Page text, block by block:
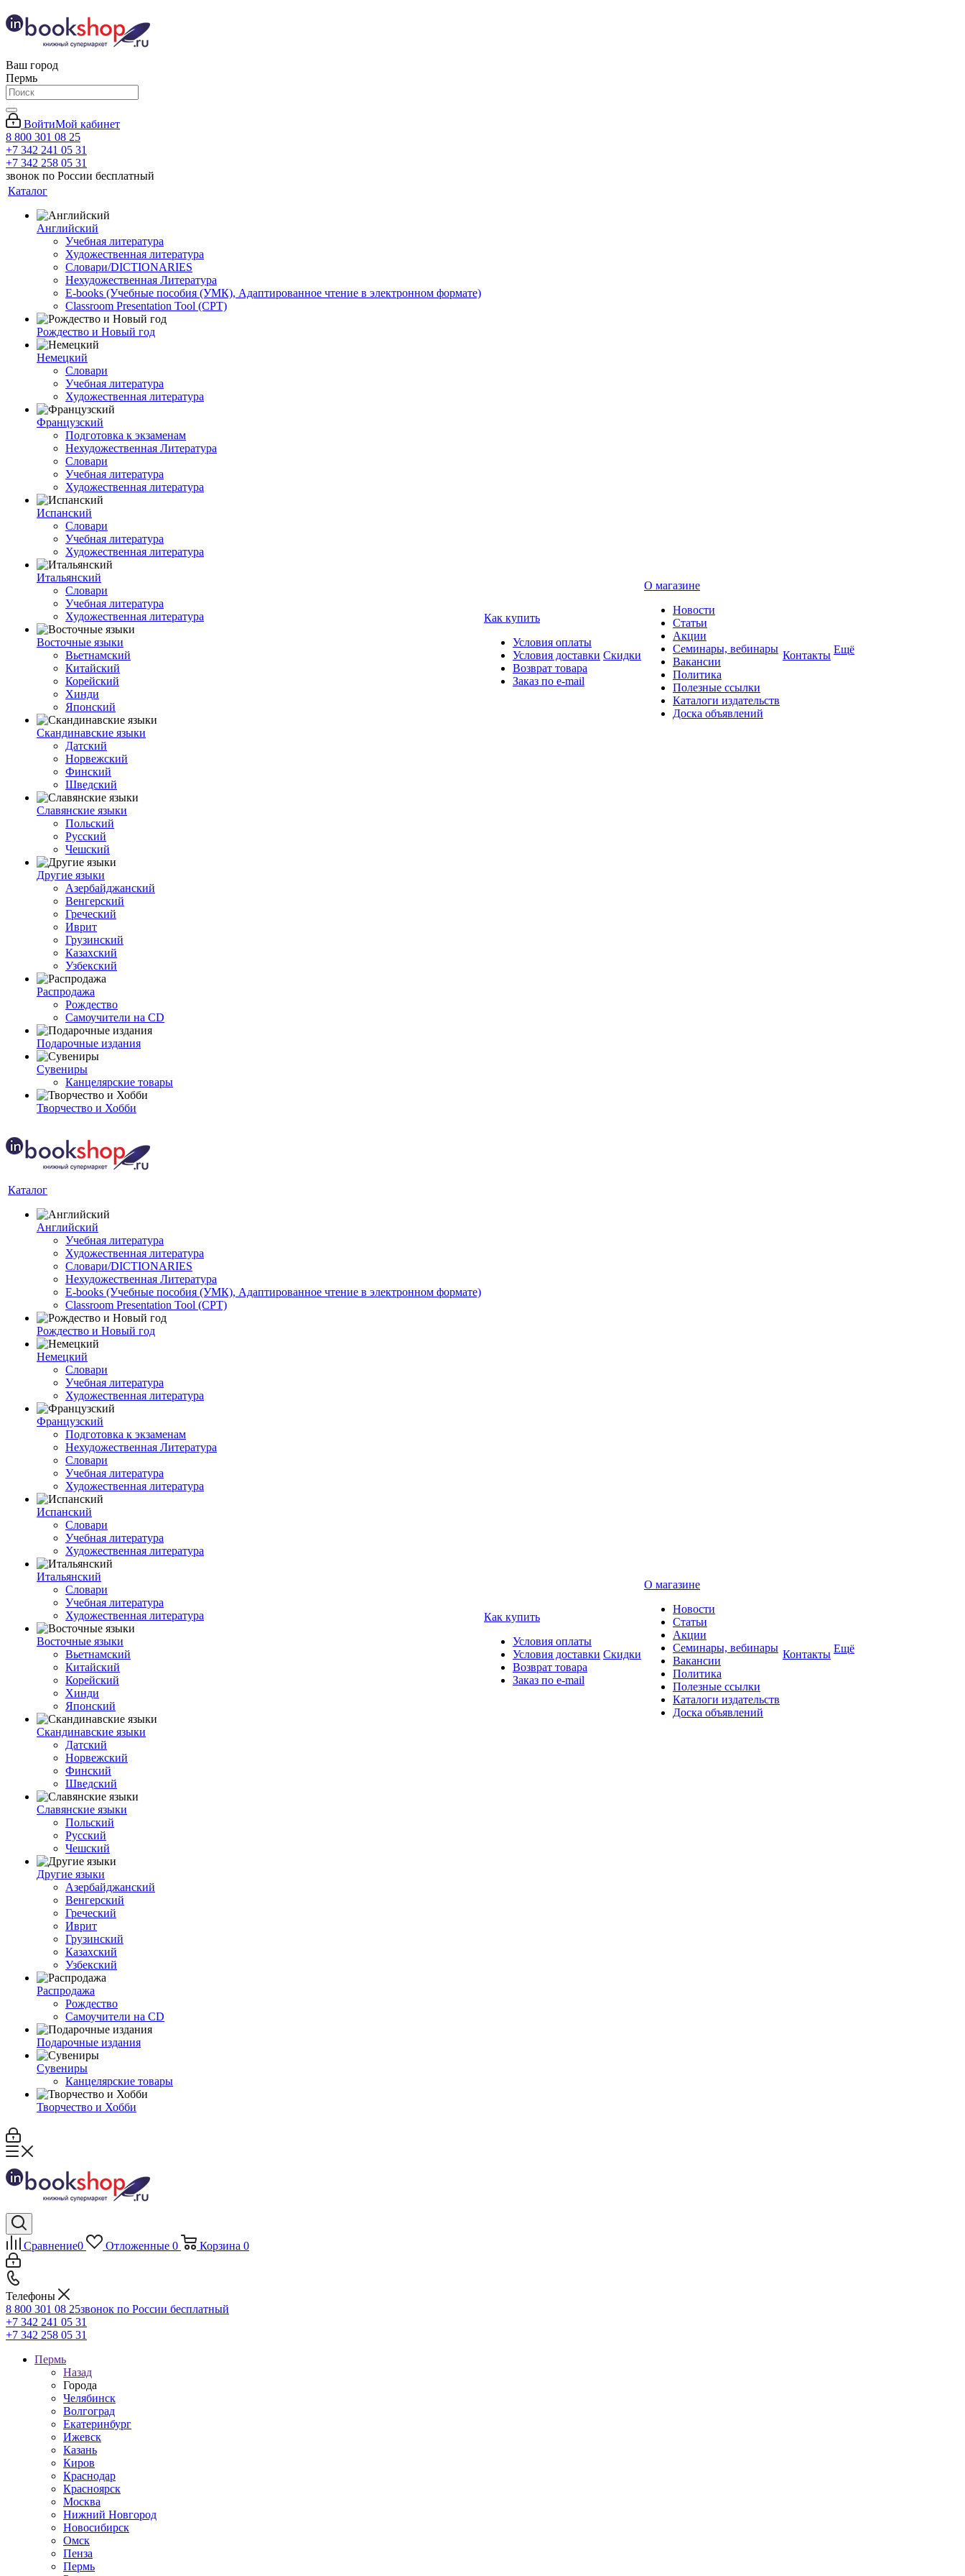
Ваш город
Пермь
ВойтиМой кабинет
8 800 301 08 25
+7 342 241 05 31
+7 342 258 05 31
звонок по России бесплатный
Каталог
Английский
Учебная литература
Художественная литература
Словари/DICTIONARIES
Нехудожественная Литература
E-books (Учебные пособия (УМК), Адаптированное чтение в электронном формате)
Classroom Presentation Tool (CPT)
Рождество и Новый год
Немецкий
Словари
Учебная литература
Художественная литература
Французский
Подготовка к экзаменам
Нехудожественная Литература
Словари
Учебная литература
Художественная литература
Испанский
Словари
Учебная литература
Художественная литература
Итальянский
Словари
Учебная литература
Художественная литература
Восточные языки
Вьетнамский
Китайский
Корейский
Хинди
Японский
Скандинавские языки
Датский
Норвежский
Финский
Шведский
Славянские языки
Польский
Русский
Чешский
Другие языки
Азербайджанский
Венгерский
Греческий
Иврит
Грузинский
Казахский
Узбекский
Распродажа
Рождество
Самоучители на CD
Подарочные издания
Сувениры
Канцелярские товары
Творчество и Хобби
Как купить
Условия оплаты
Условия доставки
Возврат товара
Заказ по e-mail
Скидки
О магазине
Новости
Статьи
Акции
Семинары, вебинары
Вакансии
Политика
Полезные ссылки
Каталоги издательств
Доска объявлений
Контакты Ещё
Каталог
Английский
Учебная литература
Художественная литература
Словари/DICTIONARIES
Нехудожественная Литература
E-books (Учебные пособия (УМК), Адаптированное чтение в электронном формате)
Classroom Presentation Tool (CPT)
Рождество и Новый год
Немецкий
Словари
Учебная литература
Художественная литература
Французский
Подготовка к экзаменам
Нехудожественная Литература
Словари
Учебная литература
Художественная литература
Испанский
Словари
Учебная литература
Художественная литература
Итальянский
Словари
Учебная литература
Художественная литература
Восточные языки
Вьетнамский
Китайский
Корейский
Хинди
Японский
Скандинавские языки
Датский
Норвежский
Финский
Шведский
Славянские языки
Польский
Русский
Чешский
Другие языки
Азербайджанский
Венгерский
Греческий
Иврит
Грузинский
Казахский
Узбекский
Распродажа
Рождество
Самоучители на CD
Подарочные издания
Сувениры
Канцелярские товары
Творчество и Хобби
Как купить
Условия оплаты
Условия доставки
Возврат товара
Заказ по e-mail
Скидки
О магазине
Новости
Статьи
Акции
Семинары, вебинары
Вакансии
Политика
Полезные ссылки
Каталоги издательств
Доска объявлений
Контакты Ещё
Сравнение0 Отложенные 0 Корзина 0
Телефоны
8 800 301 08 25звонок по России бесплатный
+7 342 241 05 31
+7 342 258 05 31
Пермь
Назад
Города
Челябинск
Волгоград
Екатеринбург
Ижевск
Казань
Киров
Краснодар
Красноярск
Москва
Нижний Новгород
Новосибирск
Омск
Пенза
Пермь